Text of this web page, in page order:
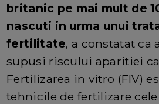
britanic pe mai mult de
nascuti in urma unui
fertilitate, a constatat ca
supusi riscului aparitiei
Fertilizarea in vitro (FIV)
tehnicile de fertilizare